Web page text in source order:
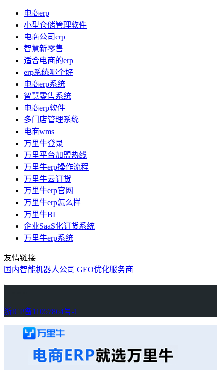
电商erp
小型仓储管理软件
电商公司erp
智慧新零售
适合电商的erp
erp系统哪个好
电商erp系统
智慧零售系统
电商erp软件
多门店管理系统
电商wms
万里牛登录
万里平台加盟热线
万里牛erp操作流程
万里牛云订货
万里牛erp官网
万里牛erp怎么样
万里牛BI
企业SaaS化订货系统
万里牛erp系统
友情链接
国内智能机器人公司 GEO优化服务商
浙ICP备11057864号-1